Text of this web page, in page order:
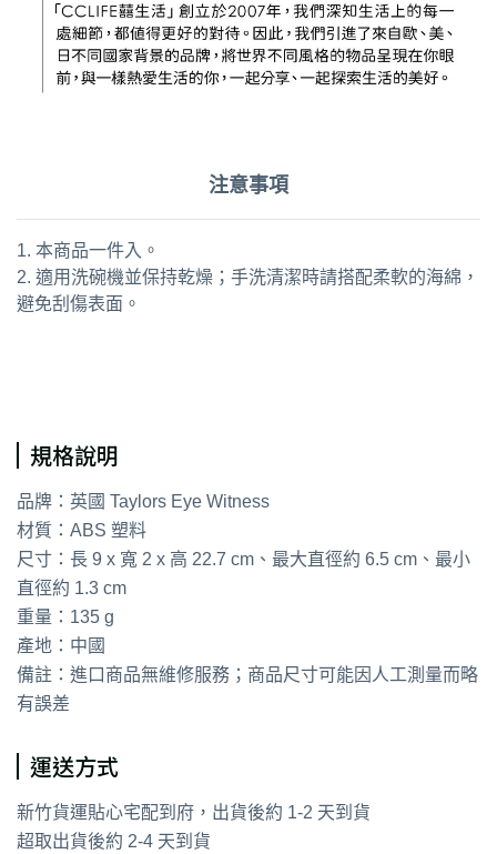
注意事項
1. 本商品一件入。
2. 適用洗碗機並保持乾燥；手洗清潔時請搭配柔軟的海綿，
避免刮傷表面。
規格說明
品牌：英國 Taylors Eye Witness
材質：ABS 塑料
尺寸：長 9 x 寬 2 x 高 22.7 cm、最大直徑約 6.5 cm、最小
直徑約 1.3 cm
重量：135 g
產地：中國
備註：進口商品無維修服務；商品尺寸可能因人工測量而略
有誤差
運送方式
新竹貨運貼心宅配到府，出貨後約 1-2 天到貨
超取出貨後約 2-4 天到貨